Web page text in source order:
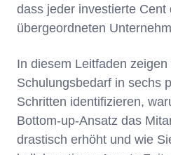
dass jeder investierte Cent
übergeordneten
In diesem Leitfaden
Schulungsbedarf in sechs
Schritten identifizieren,
Bottom-up-Ansatz das
drastisch erhöht und wie